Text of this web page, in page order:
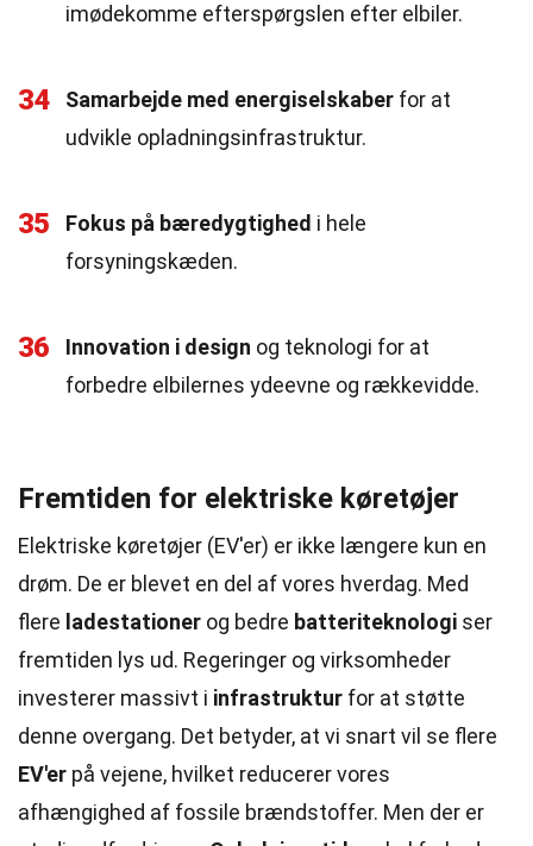
imødekomme efterspørgslen efter elbiler.
34 Samarbejde med energiselskaber for at
udvikle opladningsinfrastruktur.
35 Fokus på bæredygtighed i hele
forsyningskæden.
36 Innovation i design og teknologi for at
forbedre elbilernes ydeevne og rækkevidde.
Fremtiden for elektriske køretøjer
Elektriske køretøjer (EV'er) er ikke længere kun en
drøm. De er blevet en del af vores hverdag. Med
flere ladestationer og bedre batteriteknologi ser
fremtiden lys ud. Regeringer og virksomheder
investerer massivt i infrastruktur for at støtte
denne overgang. Det betyder, at vi snart vil se flere
EV'er på vejene, hvilket reducerer vores
afhængighed af fossile brændstoffer. Men der er